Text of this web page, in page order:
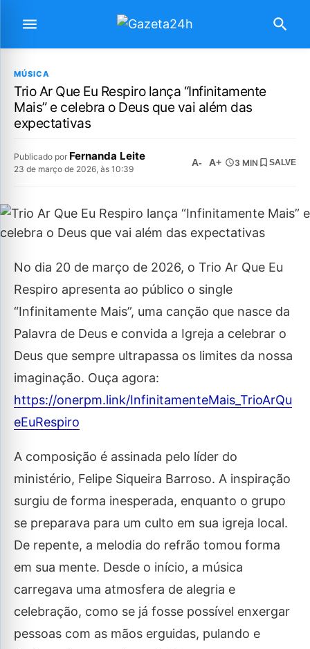
MÚSICA
Trio Ar Que Eu Respiro lança “Infinitamente
Mais” e celebra o Deus que vai além das
expectativas
Publicado por Fernanda Leite
23 de março de 2026, às 10:39
A- A+ 3 MIN SALVE
No dia 20 de março de 2026, o Trio Ar Que Eu
Respiro apresenta ao público o single
“Infinitamente Mais”, uma canção que nasce da
Palavra de Deus e convida a Igreja a celebrar o
Deus que sempre ultrapassa os limites da nossa
imaginação. Ouça agora:
https://onerpm.link/InfinitamenteMais_TrioArQu
eEuRespiro
A composição é assinada pelo líder do
ministério, Felipe Siqueira Barroso. A inspiração
surgiu de forma inesperada, enquanto o grupo
se preparava para um culto em sua igreja local.
De repente, a melodia do refrão tomou forma
em sua mente. Desde o início, a música
carregava uma atmosfera de alegria e
celebração, como se já fosse possível enxergar
pessoas com as mãos erguidas, pulando e